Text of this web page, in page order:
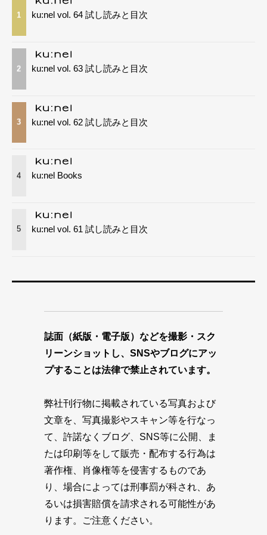
1 ku:nel vol. 64 試し読みと目次
2 ku:nel vol. 63 試し読みと目次
3 ku:nel vol. 62 試し読みと目次
4 ku:nel Books
5 ku:nel vol. 61 試し読みと目次
誌面（紙版・電子版）などを撮影・スク
リーンショットし、SNSやブログにアッ
プすることは法律で禁止されています。
弊社刊行物に掲載されている写真および
文章を、写真撮影やスキャン等を行なっ
て、許諾なくブログ、SNS等に公開、ま
たは印刷等をして販売・配布する行為は
著作権、肖像権等を侵害するものであ
り、場合によっては刑事罰が科され、あ
るいは損害賠償を請求される可能性があ
ります。ご注意ください。